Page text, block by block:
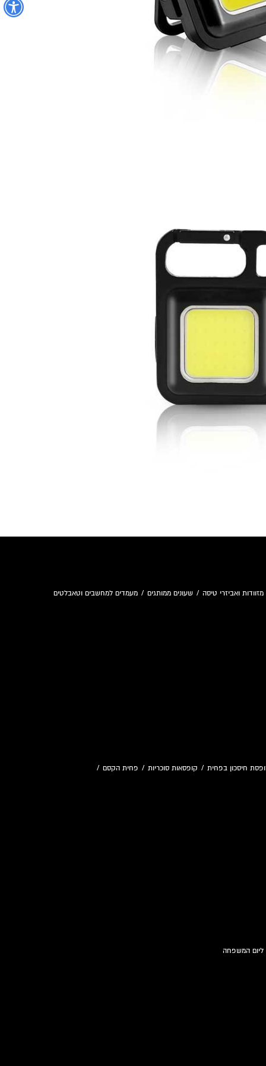
מזוודות ואביזרי טיסה / שעונים ממותגים / מעמדים למחשבים וטאבלטים
חיסכון בפחית / קופסאות סוכריות / פחית הקסם /
ליום המשפחה